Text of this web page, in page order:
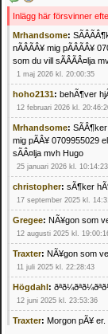
Inlägg här försvinner
Mrhandsome:
nÃÂÃÂ¥ mig
som du vill sÃÂÃÂ¤lja
1 maj 2026 kl. 20:00:35
hoho2131: behÃ¶ver
12 februari 2026 kl.
Mrhandsome:
mig pÃÂ¥ 0709955029
sÃÂ¤lja mvh Hugo
25 januari 2026 kl. 10:14:23
christopher: sÃ¶ker
17 september 2025 kl.
Gregee: NÃ¥gon som
12 augusti 2025 kl.
Traxter: NÃ¥gon som
11 juli 2025 kl. 22:28:43
Högdahl:
12 juni 2025 kl. 23:53:36
Traxter: Morgon pÃ¥